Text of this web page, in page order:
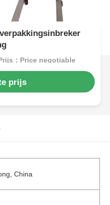
：Price negotiable
prijs
China